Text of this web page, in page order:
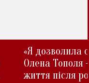
«Я дозволила
Олена Тополя
життя після